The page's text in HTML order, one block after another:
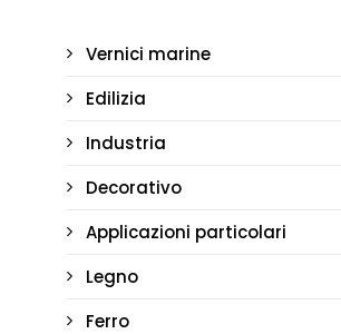
Vernici marine
Edilizia
Industria
Decorativo
Applicazioni particolari
Legno
Ferro